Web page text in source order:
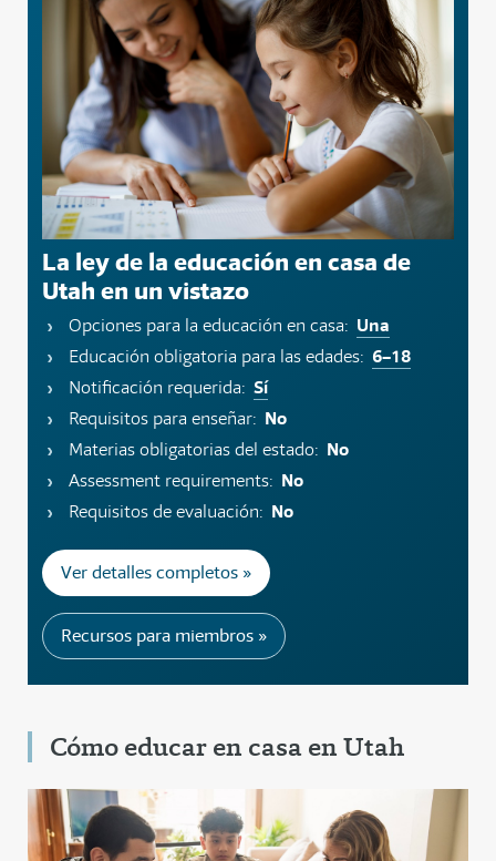
La ley de la educación en casa de
Utah en un vistazo
Opciones para la educación en casa: Una
Educación obligatoria para las edades: 6–18
Notificación requerida: Sí
Requisitos para enseñar: No
Materias obligatorias del estado: No
Assessment requirements: No
Requisitos de evaluación: No
Ver detalles completos »
Recursos para miembros »
Cómo educar en casa en Utah